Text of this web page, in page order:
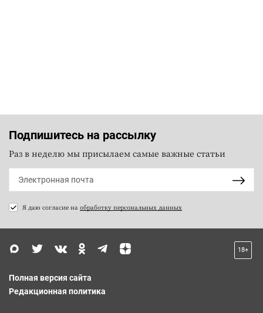
Подпишитесь на рассылку
Раз в неделю мы присылаем самые важные статьи
Я даю согласие на обработку персональных данных
18+
Полная версия сайта
Редакционная политика